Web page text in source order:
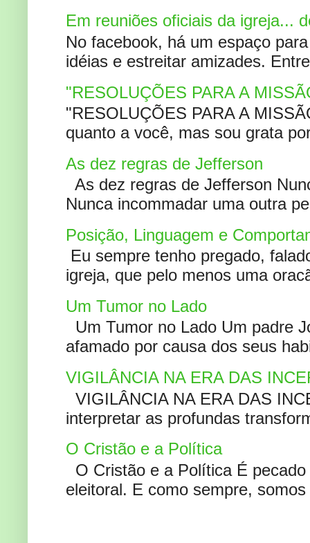
Em reuniões oficiais da igreja...
No facebook, há um espaço
idéias e estreitar amizades.
"RESOLUÇÕES PARA A
"RESOLUÇÕES PARA A
quanto a você, mas sou grata
As dez regras de Jefferson
As dez regras de Jefferson
Nunca incommadar uma outra
Posição, Linguagem e
Eu sempre tenho pregado,
igreja, que pelo menos uma
Um Tumor no Lado
Um Tumor no Lado Um padre
afamado por causa dos seus
VIGILÂNCIA NA ERA DAS
VIGILÂNCIA NA ERA DAS
interpretar as profundas
O Cristão e a Política
O Cristão e a Política É
eleitoral. E como sempre,